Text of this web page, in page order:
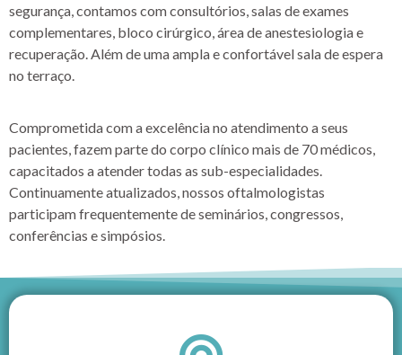
segurança, contamos com consultórios, salas de exames
complementares, bloco cirúrgico, área de anestesiologia e
recuperação. Além de uma ampla e confortável sala de espera
no terraço.
Comprometida com a excelência no atendimento a seus
pacientes, fazem parte do corpo clínico mais de 70 médicos,
capacitados a atender todas as sub-especialidades.
Continuamente atualizados, nossos oftalmologistas
participam frequentemente de seminários, congressos,
conferências e simpósios.